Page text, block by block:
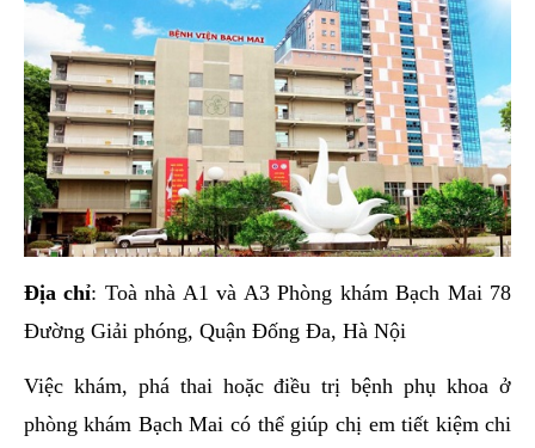
Địa chỉ: Toà nhà A1 và A3 Phòng khám Bạch Mai 78
Đường Giải phóng, Quận Đống Đa, Hà Nội
Việc khám, phá thai hoặc điều trị bệnh phụ khoa ở
phòng khám Bạch Mai có thể giúp chị em tiết kiệm chi